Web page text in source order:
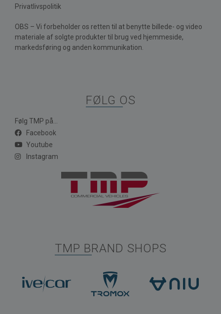
Privatlivspolitik
OBS – Vi forbeholder os retten til at benytte billede- og video
materiale af solgte produkter til brug ved hjemmeside,
markedsføring og anden kommunikation.
FØLG OS
Følg TMP på...
Facebook
Youtube
Instagram
TMP BRAND SHOPS